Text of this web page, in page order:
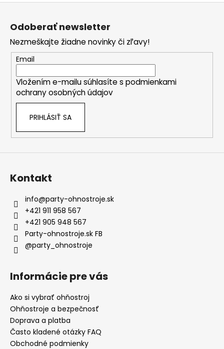
Z
Odoberať newsletter
Nezmeškajte žiadne novinky či zľavy!
Email
Vložením e-mailu súhlasíte s podmienkami
ochrany osobných údajov
PRIHLÁSIŤ SA
Kontakt
info@party-ohnostroje.sk
+421 911 958 567
+421 905 948 567
Party-ohnostroje.sk FB
@party_ohnostroje
Informácie pre vás
Ako si vybrať ohňostroj
Ohňostroje a bezpečnosť
Doprava a platba
Často kladené otázky FAQ
Obchodné podmienky